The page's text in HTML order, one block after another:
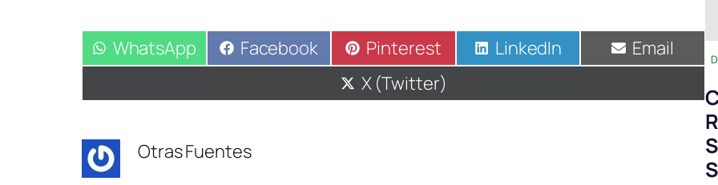
Compartir
en
WhatsApp Compartir
en
Facebook Compartir
en
Pinterest Compartir
en
LinkedIn Compartir
en
Email
Compartir
en
X (Twitter)
Otras Fuentes